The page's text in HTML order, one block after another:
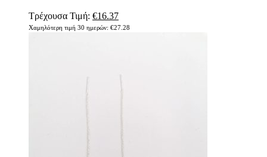
Τρέχουσα Τιμή: €16.37
Χαμηλότερη τιμή 30 ημερών: €27.28